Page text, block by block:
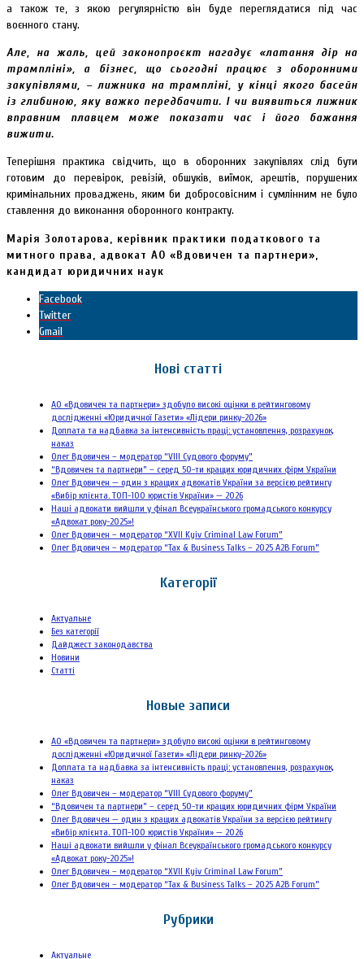
а також те, з якою регулярністю він буде переглядатися під час
воєнного стану.
Але, на жаль, цей законопроєкт нагадує «латання дір на
трампліні», а бізнес, що сьогодні працює з оборонними
закупівлями, – лижника на трампліні, у кінці якого басейн
із глибиною, яку важко передбачити. І чи виявиться лижник
вправним плавцем може показати час і його бажання
вижити.
Теперішня практика свідчить, що в оборонних закупівлях слід бути
готовим до перевірок, ревізій, обшуків, виїмок, арештів, порушених
кримінальних проваджень, яким би добросовісним і сумлінним не було
ставлення до виконання оборонного контракту.
Марія Золотарова, керівник практики податкового та
митного права, адвокат АО «Вдовичен та партнери»,
кандидат юридичних наук
Facebook
Twitter
Gmail
Нові статті
АО «Вдовичен та партнери» здобуло високі оцінки в рейтинговому
дослідженні «Юридичної Газети» «Лідери ринку-2026»
Доплата та надбавка за інтенсивність праці: установлення, розрахунок,
наказ
Олег Вдовичен – модератор “VIII Судового форуму”
“Вдовичен та партнери” – серед 50-ти кращих юридичних фірм України
Олег Вдовичен — один з кращих адвокатів України за версією рейтингу
«Вибір клієнта. ТОП-100 юристів України» — 2026
Наші адвокати вийшли у фінал Всеукраїнського громадського конкурсу
«Адвокат року-2025»!
Олег Вдовичен – модератор “XVII Kyiv Criminal Law Forum”
Олег Вдовичен – модератор “Tax & Business Talks – 2025 A2B Forum”
Категорії
Актуальне
Без категорії
Дайджест законодавства
Новини
Статті
Новые записи
АО «Вдовичен та партнери» здобуло високі оцінки в рейтинговому
дослідженні «Юридичної Газети» «Лідери ринку-2026»
Доплата та надбавка за інтенсивність праці: установлення, розрахунок,
наказ
Олег Вдовичен – модератор “VIII Судового форуму”
“Вдовичен та партнери” – серед 50-ти кращих юридичних фірм України
Олег Вдовичен — один з кращих адвокатів України за версією рейтингу
«Вибір клієнта. ТОП-100 юристів України» — 2026
Наші адвокати вийшли у фінал Всеукраїнського громадського конкурсу
«Адвокат року-2025»!
Олег Вдовичен – модератор “XVII Kyiv Criminal Law Forum”
Олег Вдовичен – модератор “Tax & Business Talks – 2025 A2B Forum”
Рубрики
Актуальне